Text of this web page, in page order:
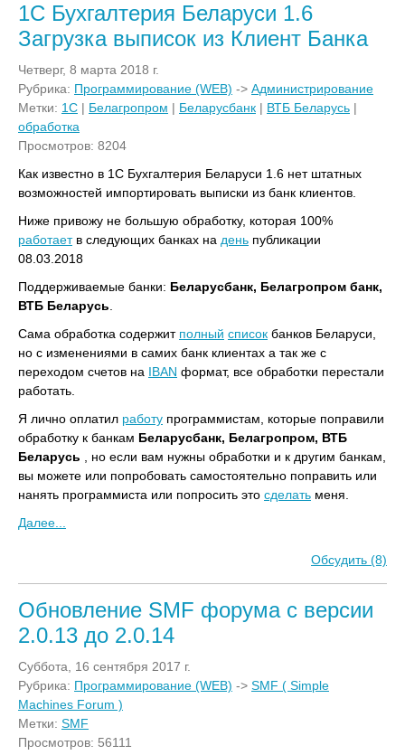
1C Бухгалтерия Беларуси 1.6
Загрузка выписок из Клиент Банка
Четверг, 8 марта 2018 г.
Рубрика: Программирование (WEB) -> Администрирование
Метки: 1С | Белагропром | Беларусбанк | ВТБ Беларусь |
обработка
Просмотров: 8204
Как известно в 1C Бухгалтерия Беларуси 1.6 нет штатных
возможностей импортировать выписки из банк клиентов.
Ниже привожу не большую обработку, которая 100%
работаетв следующих банках на день публикации
08.03.2018
Поддерживаемые банки: Беларусбанк, Белагропром банк,
ВТБ Беларусь
Сама обработка содержит полный список банков Беларуси,
но с изменениями в самих банк клиентах а так же с
переходом счетов на IBAN формат, все обработки перестали
работать.
Я лично оплатил работу программистам, которые поправили
обработку к банкам Беларусбанк, Белагропром, ВТБ
Беларусь , но если вам нужны обработки и к другим банкам,
вы можете или попробовать самостоятельно поправить или
нанять программиста или попросить это сделать меня.
Далее...
Обсудить (8)
Обновление SMF форума с версии
2.0.13 до 2.0.14
Суббота, 16 сентября 2017 г.
Рубрика: Программирование (WEB) -> SMF ( Simple
Machines Forum )
Метки: SMF
Просмотров: 56111